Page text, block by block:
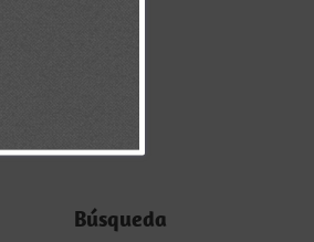
Búsqueda